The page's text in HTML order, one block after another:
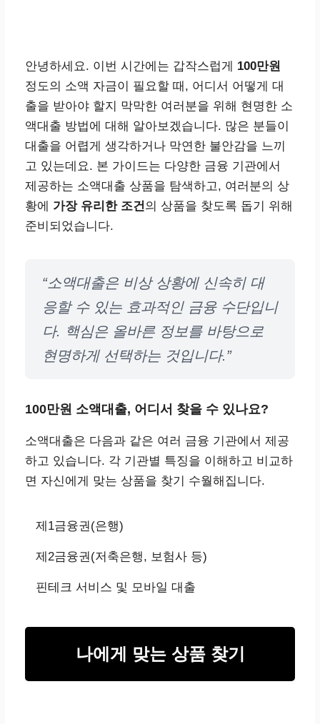
안녕하세요. 이번 시간에는 갑작스럽게 100만원
정도의 소액 자금이 필요할 때, 어디서 어떻게 대
출을 받아야 할지 막막한 여러분을 위해 현명한 소
액대출 방법에 대해 알아보겠습니다. 많은 분들이
대출을 어렵게 생각하거나 막연한 불안감을 느끼
고 있는데요. 본 가이드는 다양한 금융 기관에서
제공하는 소액대출 상품을 탐색하고, 여러분의 상
황에 가장 유리한 조건 의 상품을 찾도록 돕기 위해
준비되었습니다.
“소액대출은 비상 상황에 신속히 대
응할 수 있는 효과적인 금융 수단입니
다. 핵심은 올바른 정보를 바탕으로
현명하게 선택하는 것입니다.”
100만원 소액대출, 어디서 찾을 수 있나요?
소액대출은 다음과 같은 여러 금융 기관에서 제공
하고 있습니다. 각 기관별 특징을 이해하고 비교하
면 자신에게 맞는 상품을 찾기 수월해집니다.
제1금융권(은행)
제2금융권(저축은행, 보험사 등)
핀테크 서비스 및 모바일 대출
나에게 맞는 상품 찾기